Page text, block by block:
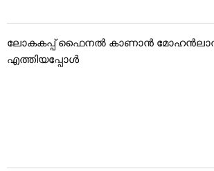
ലോകകപ്പ് ഫൈനൽ കാണാൻ
എത്തിയപ്പോൾ